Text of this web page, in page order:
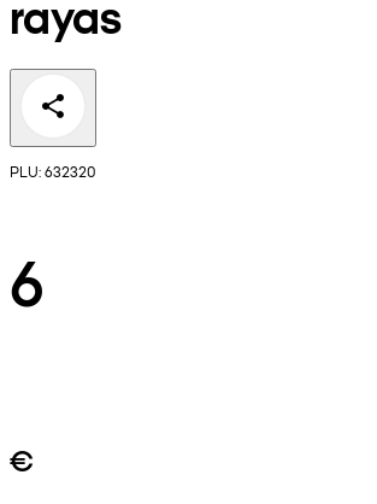
rayas
PLU: 632320
6
€